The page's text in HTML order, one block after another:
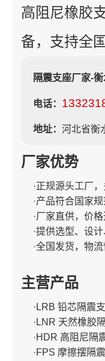
高阻尼橡胶
备，支持全
隔震支座厂家-
电话：
地址： 河北省衡
厂家优势
·正规源头工厂
·产品符合国家
·厂家直供，价
·提供选型、设
·全国发货，物
主营产品
·LRB 铅芯隔震
·LNR 天然橡胶
·HDR 高阻尼隔
·FPS 摩擦摆隔